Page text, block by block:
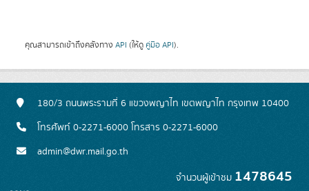
คุณสามารถเข้าถึงคลังทาง API (ให้ดู คู่มือ API).
180/3 ถนนพระรามที่ 6 แขวงพญาไท เขตพญาไท กรุงเทพ 10400
โทรศัพท์ 0-2271-6000 โทรสาร 0-2271-6000
admin@dwr.mail.go.th
จำนวนผู้เข้าชม 1478645